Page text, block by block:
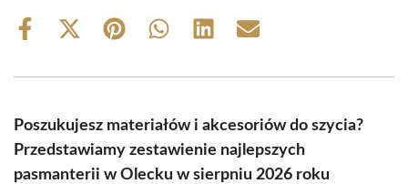
Share
Share
(Twitter)
Share Share Share Share
Poszukujesz materiałów i akcesoriów do szycia?
Przedstawiamy zestawienie najlepszych
pasmanterii w Olecku w sierpniu 2026 roku